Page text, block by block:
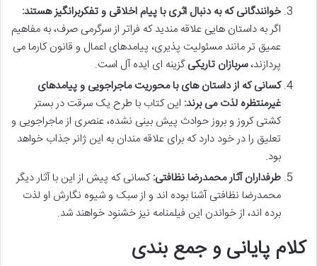
خوانندگانی که به دنبال اثری با پیام اخلاقی و تفکربرانگیز هستند:
اگر به داستان هایی علاقه مندید که فراتر از سرگرمی صرف، به مفاهیم
عمیق تر مانند مسئولیت پذیری، پیامدهای اعمال و قانون کارما می
پردازند،سربازان تاریکیگزینه ای ایده آل است.
کسانی که از داستان های با محوریت ماجراجویی و پیامدهای
غیرمنتظره لذت می برند: این کتاب با طرح یک سرقت در بستر
کشتی کروز و بروز حوادث پیش بینی نشده، عنصری از ماجراجویی و
تعلیق را در خود دارد که برای علاقه مندان به این ژانر جذاب خواهد
بود.
طرفداران آثار محمدرضا نظافتی:کسانی که پیش از این با آثار دیگر
محمدرضا نظافتی آشنا بوده اند و از سبک و شیوه نگارش او لذت
برده اند، از خواندن این فیلمنامه نیز خشنود خواهند شد.
کلام پایانی و جمع بندی